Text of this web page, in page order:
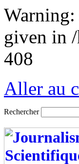
Warning:
given in
408
Aller au
Rechercher